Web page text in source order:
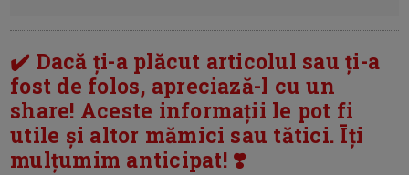
✔️ Dacă ți-a plăcut articolul sau ți-a
fost de folos, apreciază-l cu un
share! Aceste informații le pot fi
utile și altor mămici sau tătici. Īți
mulțumim anticipat! ❣️